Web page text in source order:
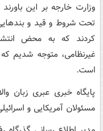
وزارت خارجه بر این
تحت شروط و قید و بندهایی
کردند که به محض
غیرنظامی، متوجه شدیم
است.
پایگاه خبری عبری زبان
مسئولان آمریکایی و